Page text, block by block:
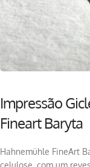
Impressão
Fineart Baryta
Hahnemühle FineArt